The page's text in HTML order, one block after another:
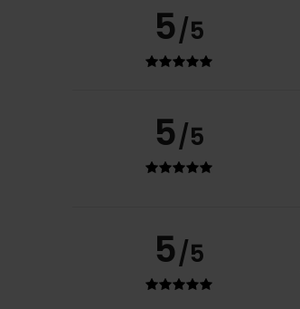
5/5
5/5
5/5